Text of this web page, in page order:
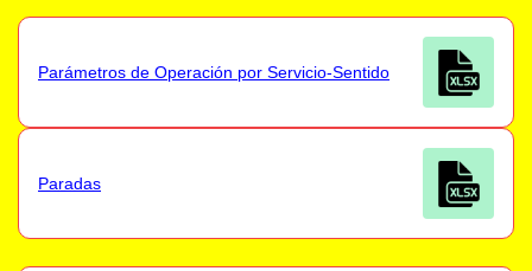
Parámetros de Operación por Servicio-Sentido
Paradas